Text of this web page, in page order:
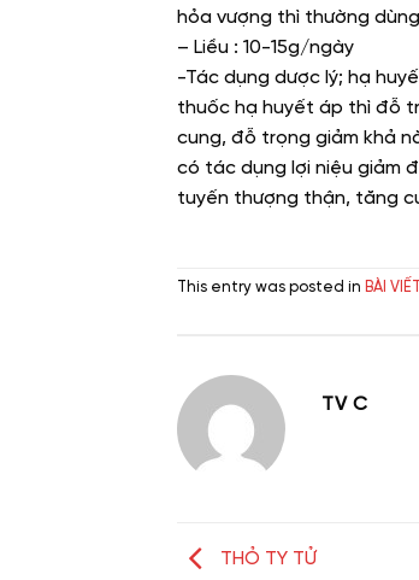
hỏa vượng thì thường
– Liều : 10-15g/ngày
-Tác dụng dược lý; hạ
thuốc hạ huyết áp thì đỗ
cung, đỗ trọng giảm khả
có tác dụng lợi niệu giảm
tuyến thượng thận, tăng
This entry was posted in BÀI
TV C
THỎ TY TỬ